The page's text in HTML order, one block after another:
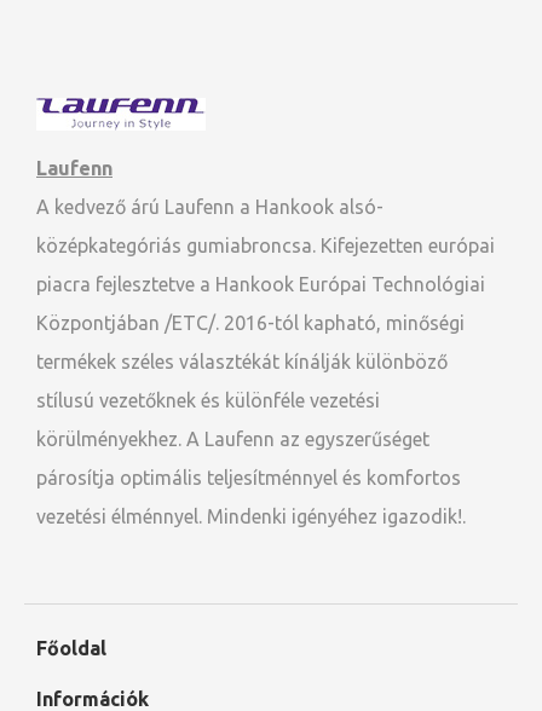
Laufenn
A kedvező árú Laufenn a Hankook alsó-
középkategóriás gumiabroncsa. Kifejezetten európai
piacra fejlesztetve a Hankook Európai Technológiai
Központjában /ETC/. 2016-tól kapható, minőségi
termékek széles választékát kínálják különböző
stílusú vezetőknek és különféle vezetési
körülményekhez. A Laufenn az egyszerűséget
párosítja optimális teljesítménnyel és komfortos
vezetési élménnyel. Mindenki igényéhez igazodik!.
Főoldal
Információk